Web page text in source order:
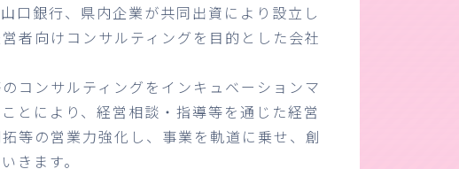
口銀行、県内企業が共同出資により設立し
者向けコンサルティングを目的とした会社
コンサルティングをインキュベーションマ
とにより、経営相談・指導等を通じた経営
等の営業力強化し、事業を軌道に乗せ、創
きます。